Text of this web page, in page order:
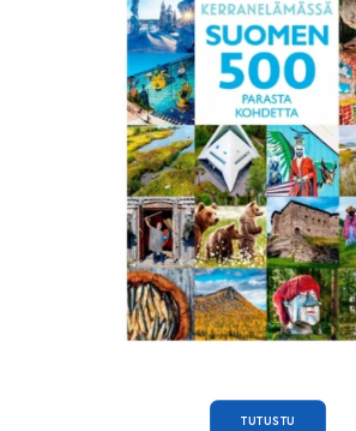
TUTUSTU